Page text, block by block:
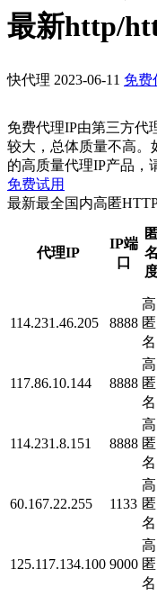
最新http/
快代理 2023-06-11 免费
免费代理IP由第三方代
较大，总体质量不高。
的高质量代理IP产品，
免费试用
最新最全国内高匿
代理IP
IP端
口
名
114.231.46.205 8888
高
匿
名
117.86.10.144 8888
高
匿
名
114.231.8.151 8888
高
匿
名
60.167.22.255 1133
高
匿
名
125.117.134.100 9000
高
匿
名